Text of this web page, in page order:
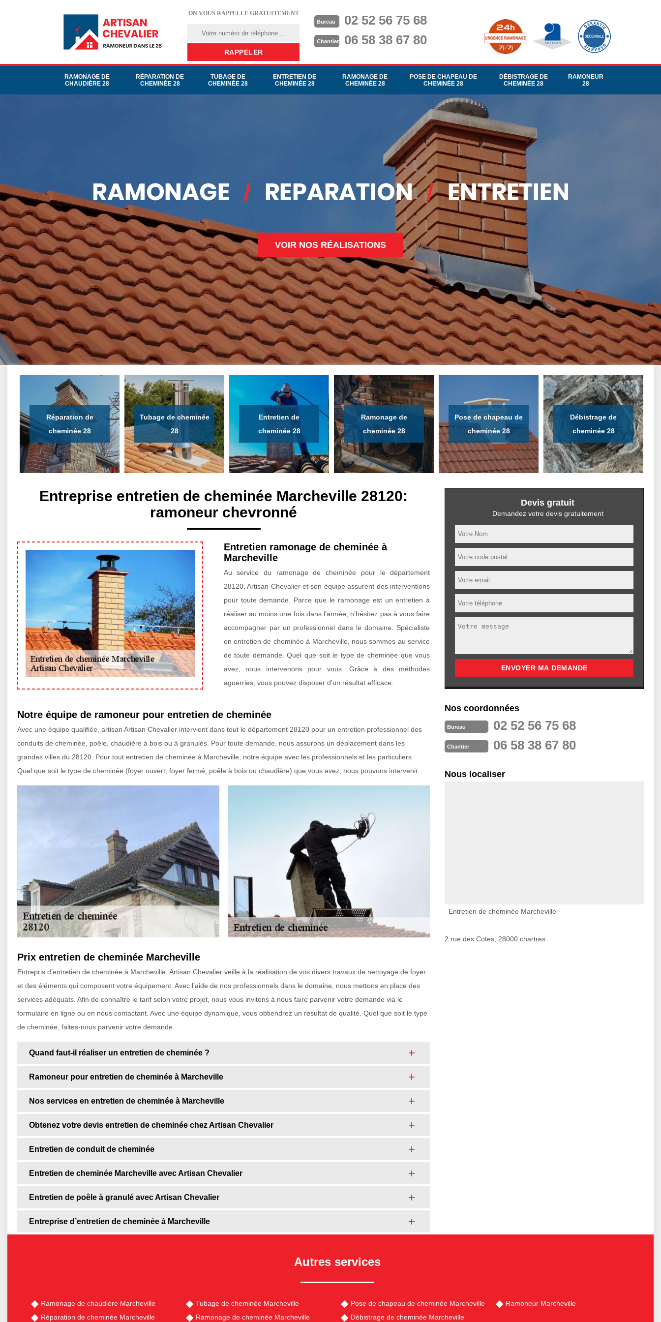
ON VOUS RAPPELLE GRATUITEMENT
Bureau 02 52 56 75 68
Chantier 06 58 38 67 80
RAMONAGE DE
CHAUDIÈRE 28
RÉPARATION DE
CHEMINÉE 28
TUBAGE DE
CHEMINÉE 28
ENTRETIEN DE
CHEMINÉE 28
RAMONAGE DE
CHEMINÉE 28
POSE DE CHAPEAU DE
CHEMINÉE 28
DÉBISTRAGE DE
CHEMINÉE 28
RAMONEUR
28
VOIR NOS RÉALISATIONS
Réparation de
cheminée 28
Tubage de cheminée
28
Entretien de
cheminée 28
Ramonage de
cheminée 28
Pose de chapeau de
cheminée 28
Débistrage de
cheminée 28
Entreprise entretien de cheminée Marcheville 28120:
ramoneur chevronné
Entretien ramonage de cheminée à
Marcheville
Au service du ramonage de cheminée pour le département
28120, Artisan Chevalier et son équipe assurent des interventions
pour toute demande. Parce que le ramonage est un entretien à
réaliser au moins une fois dans l’année, n’hésitez pas à vous faire
accompagner par un professionnel dans le domaine. Spécialiste
en entretien de cheminée à Marcheville, nous sommes au service
de toute demande. Quel que soit le type de cheminée que vous
avez, nous intervenons pour vous. Grâce à des méthodes
aguerries, vous pouvez disposer d’un résultat efficace.
Notre équipe de ramoneur pour entretien de cheminée
Avec une équipe qualifiée, artisan Artisan Chevalier intervient dans tout le département 28120 pour un entretien professionnel des
conduits de cheminée, poêle, chaudière à bois ou à granulés. Pour toute demande, nous assurons un déplacement dans les
grandes villes du 28120. Pour tout entretien de cheminée à Marcheville, notre équipe avec les professionnels et les particuliers.
Quel que soit le type de cheminée (foyer ouvert, foyer fermé, poêle à bois ou chaudière) que vous avez, nous pouvons intervenir.
Prix entretien de cheminée Marcheville
Entrepris d’entretien de cheminée à Marcheville, Artisan Chevalier veille à la réalisation de vos divers travaux de nettoyage de foyer
et des éléments qui composent votre équipement. Avec l’aide de nos professionnels dans le domaine, nous mettons en place des
services adéquats. Afin de connaître le tarif selon votre projet, nous vous invitons à nous faire parvenir votre demande via le
formulaire en ligne ou en nous contactant. Avec une équipe dynamique, vous obtiendrez un résultat de qualité. Quel que soit le type
de cheminée, faites-nous parvenir votre demande.
Quand faut-il réaliser un entretien de cheminée ?
Ramoneur pour entretien de cheminée à Marcheville
Nos services en entretien de cheminée à Marcheville
Obtenez votre devis entretien de cheminée chez Artisan Chevalier
Entretien de conduit de cheminée
Entretien de cheminée Marcheville avec Artisan Chevalier
Entretien de poêle à granulé avec Artisan Chevalier
Entreprise d’entretien de cheminée à Marcheville
Devis gratuit
Demandez votre devis gratuitement
Nos coordonnées
Bureau 02 52 56 75 68
Chantier 06 58 38 67 80
Nous localiser
Entretien de cheminée Marcheville
2 rue des Cotes, 28000 chartres
Autres services
Ramonage de chaudière Marcheville
Réparation de cheminée Marcheville
Tubage de cheminée Marcheville
Ramonage de cheminée Marcheville
Pose de chapeau de cheminée Marcheville
Débistrage de cheminée Marcheville
Ramoneur Marcheville